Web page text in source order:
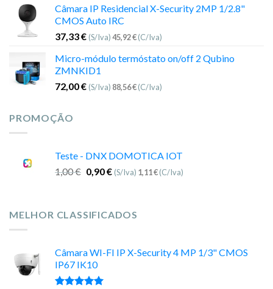
Câmara IP Residencial X-Security 2MP 1/2.8"
CMOS Auto IRC
37,33€ (S/Iva)45,92€(C/Iva)
Micro-módulo termóstato on/off 2 Qubino
ZMNKID1
72,00€ (S/Iva) 88,56€(C/Iva)
PROMOÇÃO
Teste - DNX DOMOTICA IOT
1,00€ 0,90€ (S/Iva) 1,11€(C/Iva)
MELHOR CLASSIFICADOS
Câmara WI-FI IP X-Security 4 MP 1/3" CMOS
IP67 IK10